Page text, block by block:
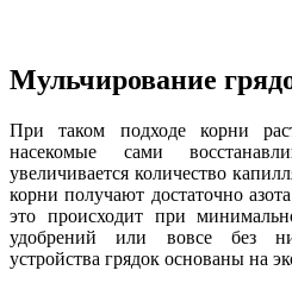
Мульчирование
При таком подходе корни
насекомые сами
увеличивается количество
корни получают достаточно
это происходит при
удобрений или вовсе без
устройства грядок основаны на